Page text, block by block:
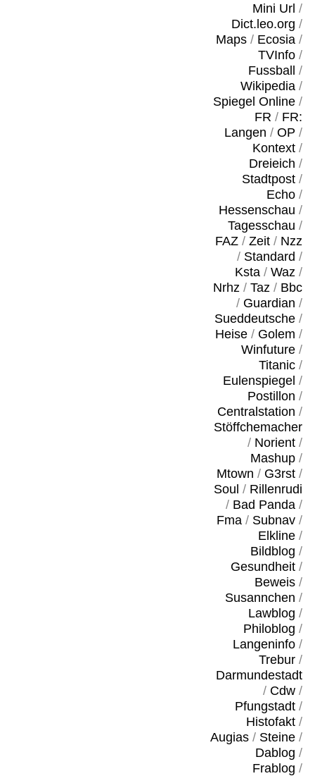
Mini Url /
Dict.leo.org /
Maps/ Ecosia/
TVInfo/
Fussball
/
Wikipedia/
Spiegel Online/
FR / FR:
Langen / OP /
Kontext/
Dreieich /
Stadtpost/
Echo/
Hessenschau /
Tagesschau /
FAZ/ Zeit/ Nzz
/ Standard /
Ksta/ Waz/
Nrhz/ Taz/ Bbc
/ Guardian /
Sueddeutsche/
Heise/ Golem /
Winfuture/
Titanic/
Eulenspiegel /
Postillon /
Centralstation /
Stöffchemacher
/ Norient/
Mashup/
Mtown / G3rst/
Soul / Rillenrudi
/ Bad Panda/
Fma/ Subnav/
Elkline/
Bildblog /
Gesundheit/
Beweis/
Susannchen /
Lawblog /
Philoblog /
Langeninfo/
Trebur/
Darmundestadt
/ Cdw/
Pfungstadt/
Histofakt/
Augias/ Steine/
Dablog /
Frablog /